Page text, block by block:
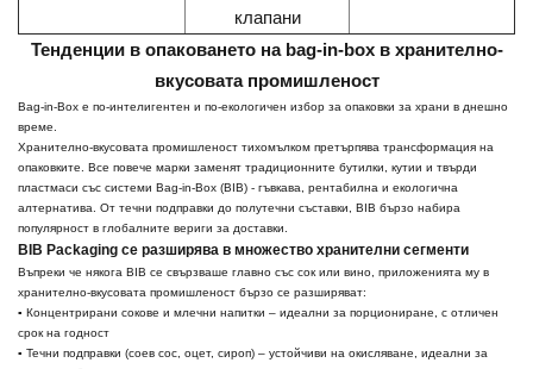
клапани
Тенденции в опаковането на bag-in-box в хранително-
вкусовата промишленост
Bag-in-Box е по-интелигентен и по-екологичен избор за опаковки за храни в днешно
време.
Хранително-вкусовата промишленост тихомълком претърпява трансформация на
опаковките. Все повече марки заменят традиционните бутилки, кутии и твърди
пластмаси със системи Bag-in-Box (BIB) - гъвкава, рентабилна и екологична
алтернатива. От течни подправки до полутечни съставки, BIB бързо набира
популярност в глобалните вериги за доставки.
BIB Packaging се разширява в множество хранителни сегменти
Въпреки че някога BIB се свързваше главно със сок или вино, приложенията му в
хранително-вкусовата промишленост бързо се разширяват:
▪ Концентрирани сокове и млечни напитки – идеални за порциониране, с отличен
срок на годност
▪ Течни подправки (соев сос, оцет, сироп) – устойчиви на окисляване, идеални за